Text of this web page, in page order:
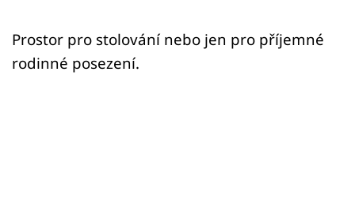
Sledujte nás
Prostor pro stolování nebo jen pro příjemné
rodinné posezení.